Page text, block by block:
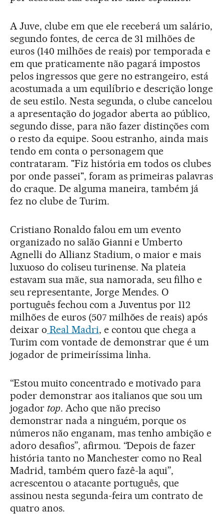
A Juve, clube em que ele receberá um salário,
segundo fontes, de cerca de 31 milhões de
euros (140 milhões de reais) por temporada e
em que praticamente não pagará impostos
pelos ingressos que gere no estrangeiro, está
acostumada a um equilíbrio e descrição longe
de seu estilo. Nesta segunda, o clube cancelou
a apresentação do jogador aberta ao público,
segundo disse, para não fazer distinções com
o resto da equipe. Soou estranho, ainda mais
tendo em conta o personagem que
contrataram. "Fiz história em todos os clubes
por onde passei", foram as primeiras palavras
do craque. De alguma maneira, também já
fez no clube de Turim.
Cristiano Ronaldo falou em um evento
organizado no salão Gianni e Umberto
Agnelli do Allianz Stadium, o maior e mais
luxuoso do coliseu turinense. Na plateia
estavam sua mãe, sua namorada, seu filho e
seu representante, Jorge Mendes. O
português fechou com a Juventus por 112
milhões de euros (507 milhões de reais) após
deixar o Real Madri, e contou que chega a
Turim com vontade de demonstrar que é um
jogador de primeiríssima linha.
“Estou muito concentrado e motivado para
poder demonstrar aos italianos que sou um
jogador top. Acho que não preciso
demonstrar nada a ninguém, porque os
números não enganam, mas tenho ambição e
adoro desafios”, afirmou. “Depois de fazer
história tanto no Manchester como no Real
Madrid, também quero fazê-la aqui”,
acrescentou o atacante português, que
assinou nesta segunda-feira um contrato de
quatro anos.